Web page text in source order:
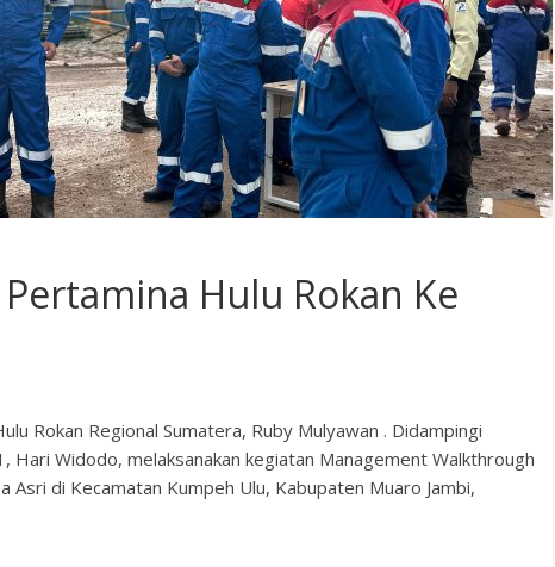
Hulu Rokan Ke
Rokan Regional Sumatera, Ruby Mulyawan . Didampingi
Hari Widodo, melaksanakan kegiatan Management Walkthrough
Asri di Kecamatan Kumpeh Ulu, Kabupaten Muaro Jambi,